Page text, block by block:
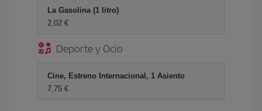
La Gasolina (1 litro)
2,02 €
Deporte y Ocio
Cine, Estreno Internacional, 1 Asiento
7,75 €